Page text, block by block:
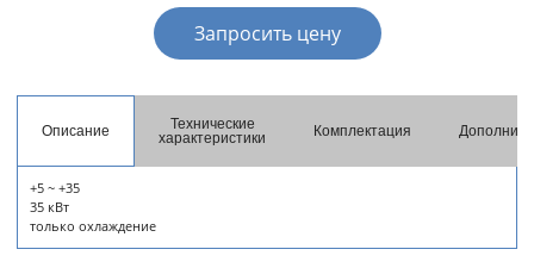
Центрифуги с верхней разгрузкой и прямым
корпусом
Центрифуги с нижней выгрузкой и ножевым
съёмом осадка автомат
Центрифуги с нижней выгрузкой и ножевым
Центрифуги с нижней выгрузкой, ножевым
Центрифуги горизонтальные консольного типа
Центрифуги горизонтальные с ножевым
Центрифуги горизонтальные с ножевым
Центрифуги горизонтальные во
Центрифуги горизонтальные с пульсирующей
Трубчатые центрифугиДалее
Запросить цену
Описание
Технические
характеристики
Комплектация
+5 ~ +35
35 кВт
только охлаждение